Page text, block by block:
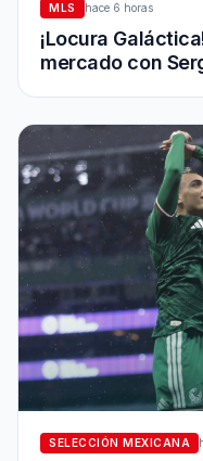
MLS hace 6 horas
¡Locura
mercado con
SELECCIÓN MEXICANA